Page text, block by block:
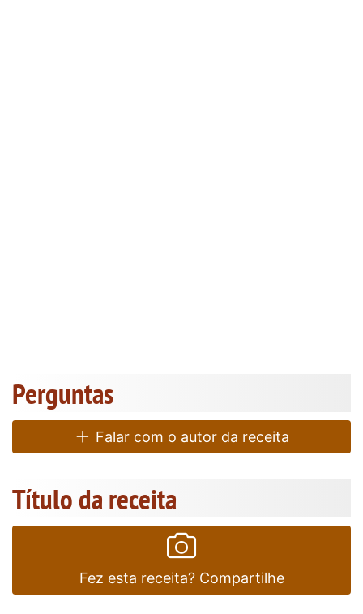
Perguntas
Falar com o autor da receita
Título da receita
Fez esta receita? Compartilhe